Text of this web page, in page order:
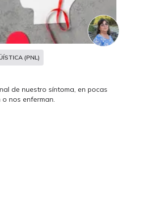
(PNL)
de nuestro síntoma, en pocas
nos enferman.